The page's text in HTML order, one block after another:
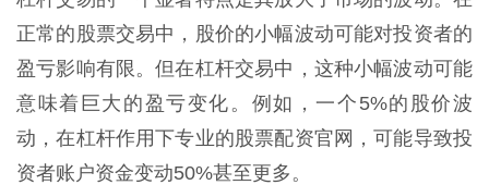
正常的股票交易中，股价的小幅波动可能对投资者的
盈亏影响有限。但在杠杆交易中，这种小幅波动可能
意味着巨大的盈亏变化。例如，一个5%的股价波
动，在杠杆作用下专业的股票配资官网，可能导致投
资者账户资金变动50%甚至更多。